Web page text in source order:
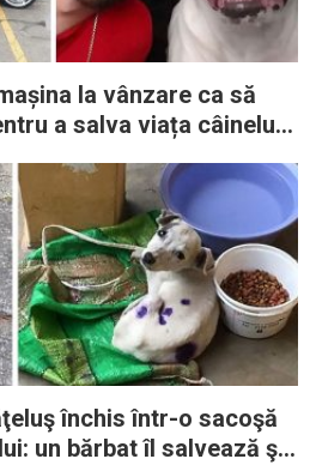
la vânzare ca să
a salva viața câinelui
închis într-o sacoşă
un bărbat îl salvează şi